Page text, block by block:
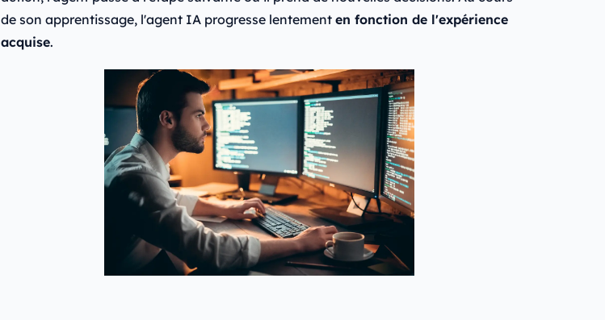
de son apprentissage, l'agent IA progresse lentement en fonction de l'expérience
acquise.